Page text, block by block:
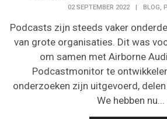
02 SEPTEMBER 2022 | BLOG,
Podcasts zijn steeds vaker
van grote organisaties. Dit was
om samen met Airborne
Podcastmonitor te
onderzoeken zijn uitgevoerd,
We hebben nu...